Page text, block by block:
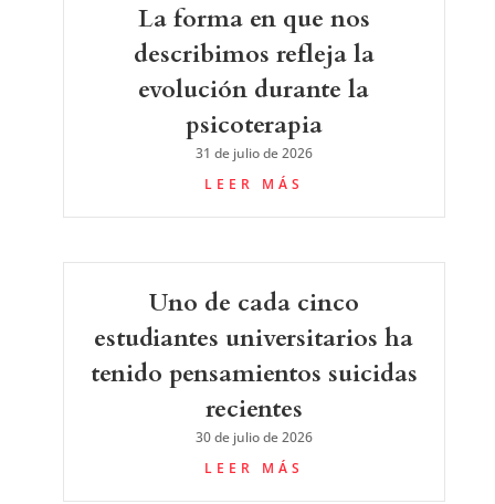
La forma en que nos
describimos refleja la
evolución durante la
psicoterapia
31 de julio de 2026
LEER MÁS
Uno de cada cinco
estudiantes universitarios ha
tenido pensamientos suicidas
recientes
30 de julio de 2026
LEER MÁS